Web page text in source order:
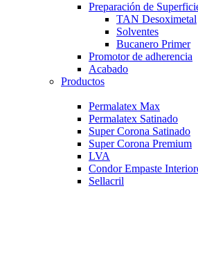
Preparación de
TAN Desoximetal
Solventes
Bucanero Primer
Promotor de adherencia
Acabado
Productos
Permalatex Max
Permalatex Satinado
Super Corona Satinado
Super Corona Premium
LVA
Condor Empaste
Sellacril